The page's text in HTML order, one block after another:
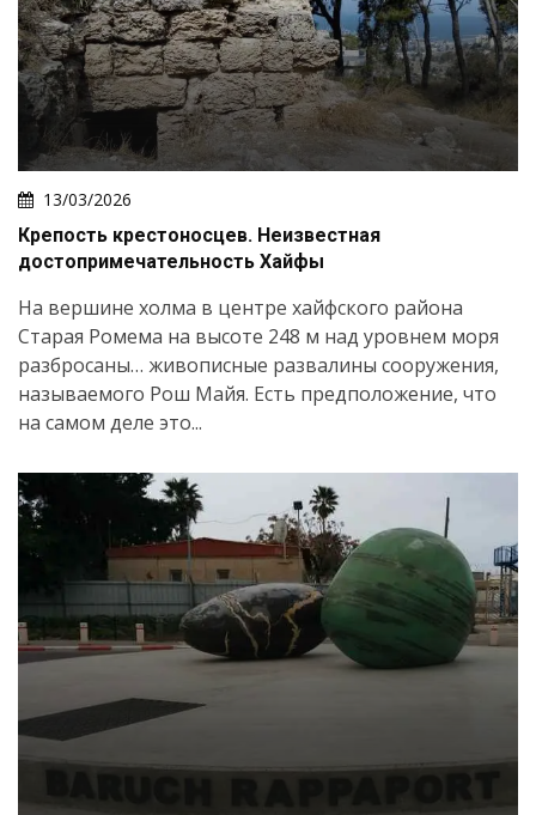
13/03/2026
Крепость крестоносцев. Неизвестная
достопримечательность Хайфы
На вершине холма в центре хайфского района
Старая Ромема на высоте 248 м над уровнем моря
разбросаны… живописные развалины сооружения,
называемого Рош Майя. Есть предположение, что
на самом деле это...